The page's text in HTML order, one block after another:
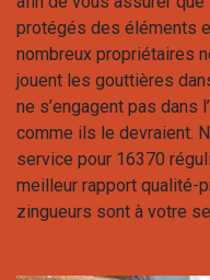
protégés des éléments
nombreux propriétaires
jouent les gouttières
ne s’engagent pas dans
comme ils le devraient.
service pour 16370
meilleur rapport qualité-
zingueurs sont à votre